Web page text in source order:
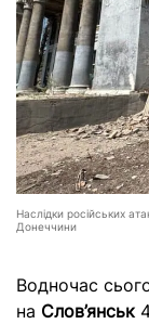
Наслідки російських
Донеччини
Водночас
на Слов’янськ